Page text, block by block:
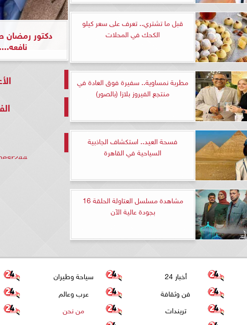
قبل ما تشتري.. تعرف على سعر كيلو
الكحك في المحلات
مطربة نمساوية.. سفيرة فوق العادة في
منتجع الفيروز بلازا (بالصور)
فسحة العيد.. استكشاف الجاذبية
السياحية في القاهرة
مشاهدة مسلسل العتاولة الحلقة 16
بجودة عالية الآن
دكتور رمضان
أخبار 24 سياحة وطيران
فن وثقافة عرب وعالم
تريندات من نحن